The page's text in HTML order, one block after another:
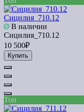
Сицилия_710.12
В наличии
Сицилия_710.12
10 500₽
Купить
Топ